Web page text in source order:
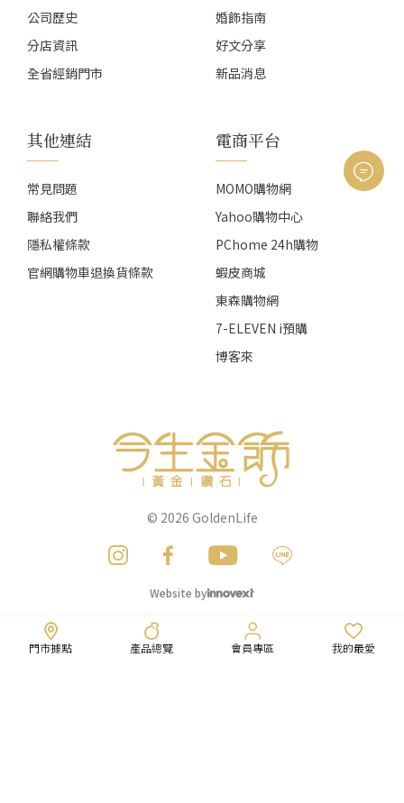
門市據點 產品總覽 會員專區 我的最愛
公司歷史
分店資訊
全省經銷門市
婚飾指南
好文分享
新品消息
其他連結
常見問題
聯絡我們
隱私權條款
官網購物車退換貨條款
電商平台
MOMO購物網
Yahoo購物中心
PChome 24h購物
蝦皮商城
東森購物網
7-ELEVEN i預購
博客來
© 2026 GoldenLife
Website by